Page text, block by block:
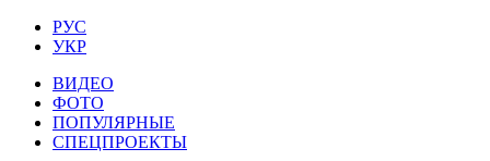
РУС
УКР
ВИДЕО
ФОТО
ПОПУЛЯРНЫЕ
СПЕЦПРОЕКТЫ